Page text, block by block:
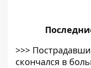
>>>
скончался в